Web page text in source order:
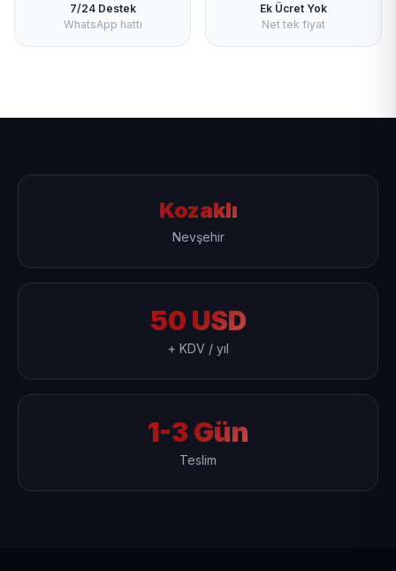
7/24 Destek
WhatsApp hattı
Ek Ücret Yok
Net tek fiyat
Kozaklı
Nevşehir
50 USD
+ KDV / yıl
1-3 Gün
Teslim